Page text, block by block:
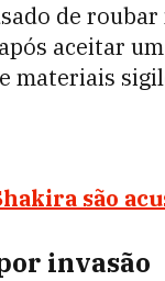
de
aceitar
materiais
são
invasão